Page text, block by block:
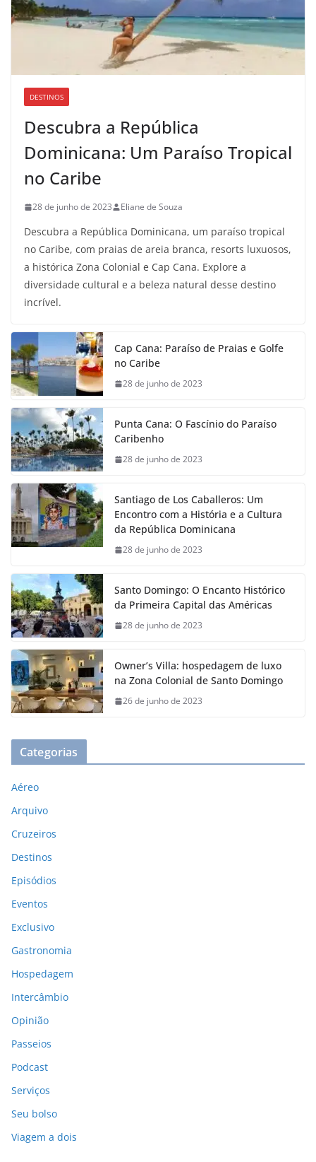
DESTINOS
Descubra a República
Dominicana: Um Paraíso Tropical
no Caribe
28 de junho de 2023 Eliane de Souza
Descubra a República Dominicana, um paraíso tropical
no Caribe, com praias de areia branca, resorts luxuosos,
a histórica Zona Colonial e Cap Cana. Explore a
diversidade cultural e a beleza natural desse destino
incrível.
Cap Cana: Paraíso de Praias e Golfe
no Caribe
28 de junho de 2023
Punta Cana: O Fascínio do Paraíso
Caribenho
28 de junho de 2023
Santiago de Los Caballeros: Um
Encontro com a História e a Cultura
da República Dominicana
28 de junho de 2023
Santo Domingo: O Encanto Histórico
da Primeira Capital das Américas
28 de junho de 2023
Owner’s Villa: hospedagem de luxo
na Zona Colonial de Santo Domingo
26 de junho de 2023
Categorias
Aéreo
Arquivo
Cruzeiros
Destinos
Episódios
Eventos
Exclusivo
Gastronomia
Hospedagem
Intercâmbio
Opinião
Passeios
Podcast
Serviços
Seu bolso
Viagem a dois